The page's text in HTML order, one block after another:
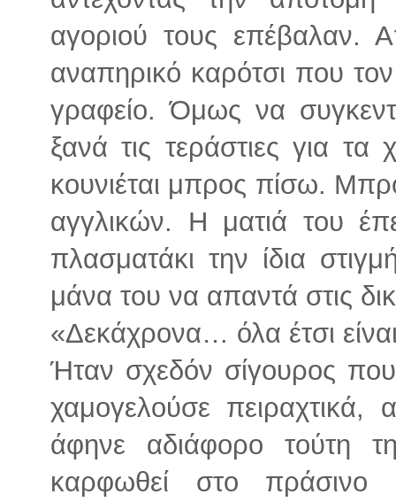
αγοριού τους επέβαλαν.
αναπηρικό καρότσι που
γραφείο. Όμως να
ξανά τις τεράστιες για
κουνιέται μπρος πίσω.
αγγλικών. Η ματιά του
πλασματάκι την ίδια
μάνα του να απαντά στις
«Δεκάχρονα… όλα έτσι
Ήταν σχεδόν σίγουρος
χαμογελούσε
άφηνε αδιάφορο τούτη
καρφωθεί στο